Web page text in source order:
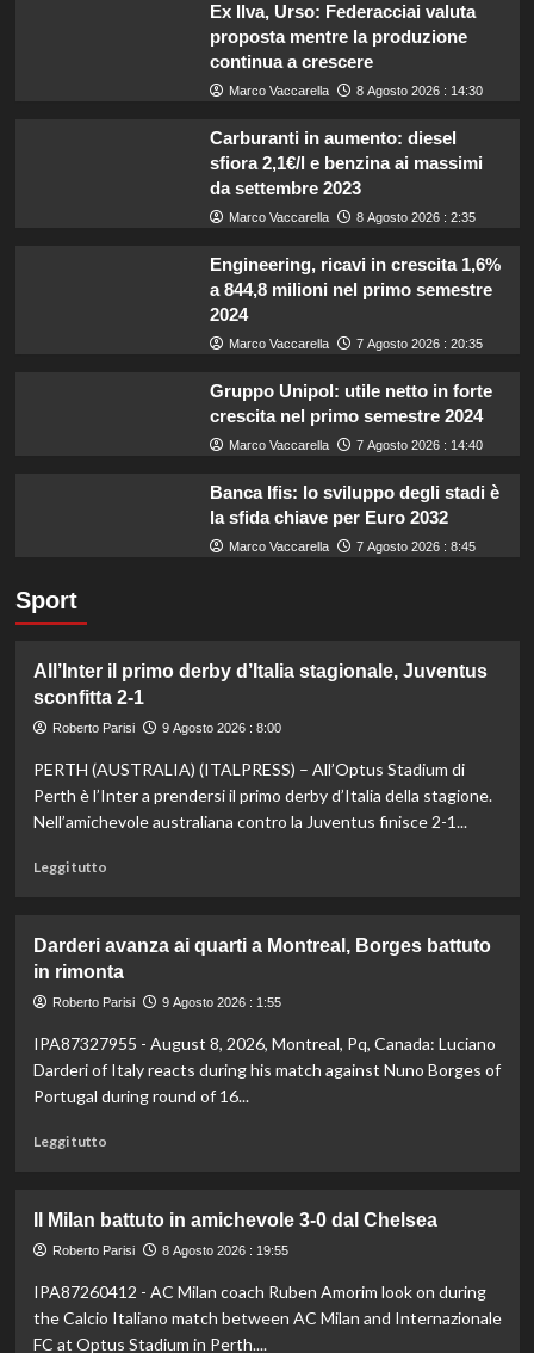
Ex Ilva, Urso: Federacciai valuta
proposta mentre la produzione
continua a crescere
Marco Vaccarella 8 Agosto 2026 : 14:30
Carburanti in aumento: diesel
sfiora 2,1€/l e benzina ai massimi
da settembre 2023
Marco Vaccarella 8 Agosto 2026 : 2:35
Engineering, ricavi in crescita 1,6%
a 844,8 milioni nel primo semestre
2024
Marco Vaccarella 7 Agosto 2026 : 20:35
Gruppo Unipol: utile netto in forte
crescita nel primo semestre 2024
Marco Vaccarella 7 Agosto 2026 : 14:40
Banca Ifis: lo sviluppo degli stadi è
la sfida chiave per Euro 2032
Marco Vaccarella 7 Agosto 2026 : 8:45
Sport
All’Inter il primo derby d’Italia stagionale, Juventus
sconfitta 2-1
Roberto Parisi 9 Agosto 2026 : 8:00
PERTH (AUSTRALIA) (ITALPRESS) – All’Optus Stadium di
Perth è l’Inter a prendersi il primo derby d’Italia della stagione.
Nell’amichevole australiana contro la Juventus finisce 2-1...
Leggi tuttoLeggi
All’Inter
il
primo
d’Italia
stagionale,
Juventus
Darderi avanza ai quarti a Montreal, Borges battuto
in rimonta
Roberto Parisi 9 Agosto 2026 : 1:55
IPA87327955 - August 8, 2026, Montreal, Pq, Canada: Luciano
Darderi of Italy reacts during his match against Nuno Borges of
Portugal during round of 16...
Leggi tuttoLeggi
Darderi
avanza
quarti
a
Montreal,
Il Milan battuto in amichevole 3-0 dal Chelsea
Roberto Parisi 8 Agosto 2026 : 19:55
IPA87260412 - AC Milan coach Ruben Amorim look on during
the Calcio Italiano match between AC Milan and Internazionale
FC at Optus Stadium in Perth....